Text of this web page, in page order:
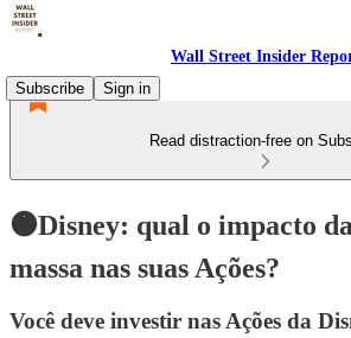
Wall Street Insider
Subscribe
Sign in
Read distraction-free on
🟠Disney: qual o impacto
massa nas suas Ações?
Você deve investir nas Ações da